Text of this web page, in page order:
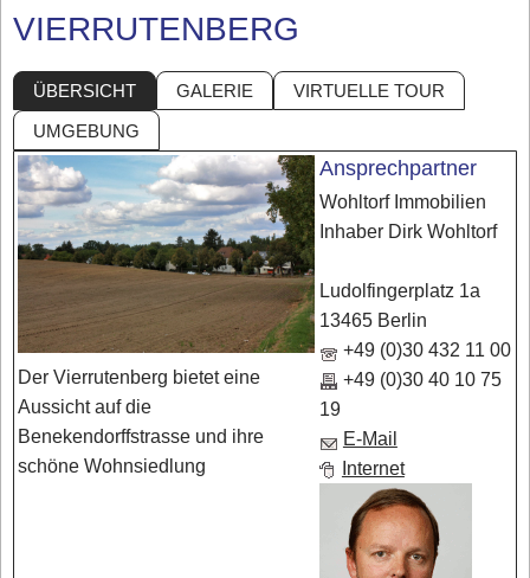
VIERRUTENBERG
ÜBERSICHT GALERIE
VIRTUELLE TOUR
UMGEBUNG
Ansprechpartner
Wohltorf Immobilien
Inhaber Dirk Wohltorf
Ludolfingerplatz 1a
13465 Berlin
+49 (0)30 432 11 00
+49 (0)30 40 10 75
19
E-Mail
Internet
Der Vierrutenberg bietet eine
Aussicht auf die
Benekendorffstrasse und ihre
schöne Wohnsiedlung